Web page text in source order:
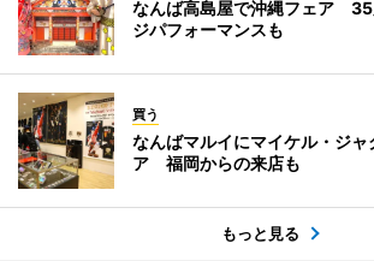
なんば高島屋で沖縄フェア 35
ジパフォーマンスも
買う
なんばマルイにマイケル・ジャ
ア 福岡からの来店も
もっと見る